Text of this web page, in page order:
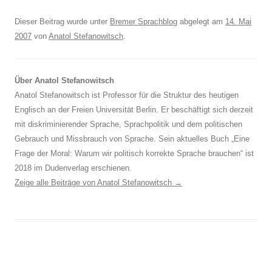
Dieser Beitrag wurde unter Bremer Sprachblog abgelegt am 14. Mai
2007 von Anatol Stefanowitsch
Über Anatol Stefanowitsch
Anatol Stefanowitsch ist Professor für die Struktur des heutigen
Englisch an der Freien Universität Berlin. Er beschäftigt sich derzeit
mit diskriminierender Sprache, Sprachpolitik und dem politischen
Gebrauch und Missbrauch von Sprache. Sein aktuelles Buch „Eine
Frage der Moral: Warum wir politisch korrekte Sprache brauchen“ ist
2018 im Dudenverlag erschienen.
Zeige alle Beiträge von Anatol Stefanowitsch →